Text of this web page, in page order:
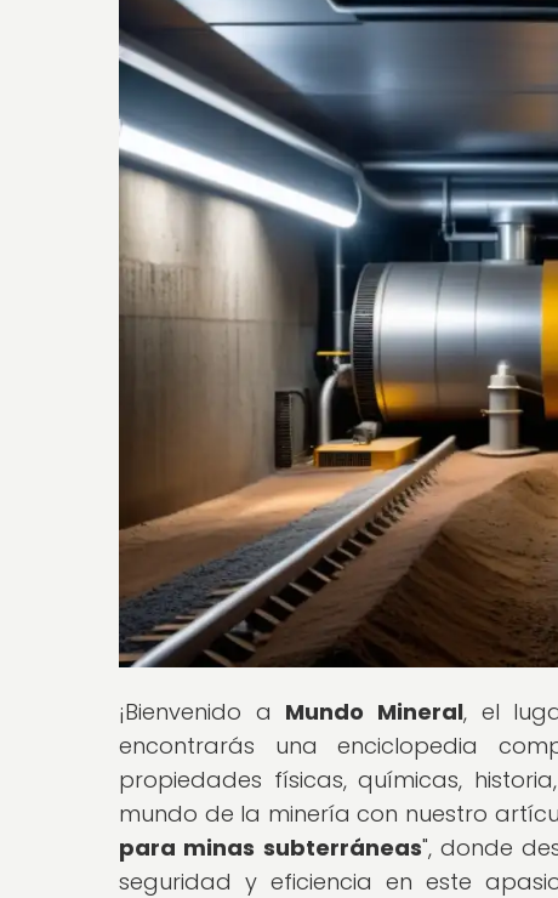
¡Bienvenido a Mundo Mineral, el
encontrarás una enciclopedia
propiedades físicas, químicas,
mundo de la minería con nuestro
para minas subterráneas", donde
seguridad y eficiencia en este